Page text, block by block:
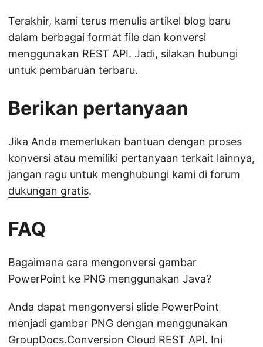
Terakhir, kami terus menulis artikel blog baru
dalam berbagai format file dan konversi
menggunakan REST API. Jadi, silakan hubungi
untuk pembaruan terbaru.
Berikan pertanyaan
Jika Anda memerlukan bantuan dengan proses
konversi atau memiliki pertanyaan terkait lainnya,
jangan ragu untuk menghubungi kami di forum
dukungan gratis.
FAQ
Bagaimana cara mengonversi gambar
PowerPoint ke PNG menggunakan Java?
Anda dapat mengonversi slide PowerPoint
menjadi gambar PNG dengan menggunakan
GroupDocs.Conversion Cloud REST API. Ini